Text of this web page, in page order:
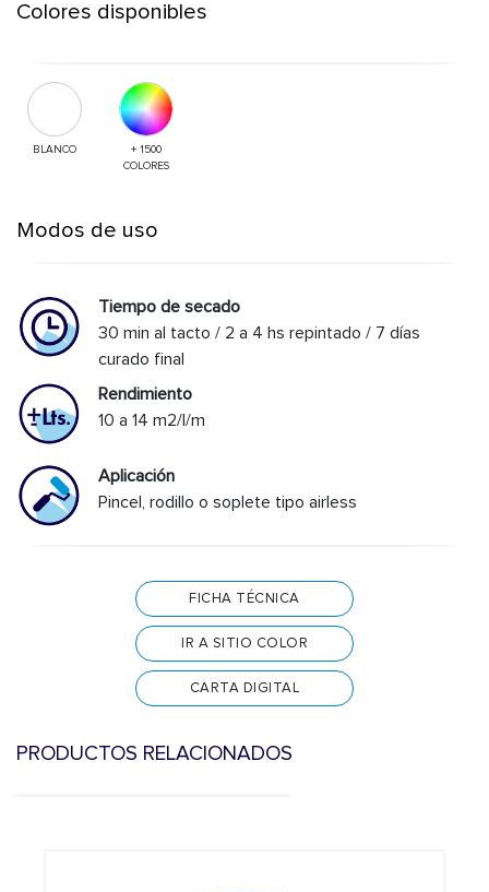
Colores disponibles
BLANCO
+ 1500
COLORES
Modos de uso
Tiempo de secado
30 min al tacto / 2 a 4 hs repintado / 7 días
curado final
Rendimiento
10 a 14 m2/l/m
Aplicación
Pincel, rodillo o soplete tipo airless
FICHA TÉCNICA
IR A SITIO COLOR
CARTA DIGITAL
PRODUCTOS RELACIONADOS